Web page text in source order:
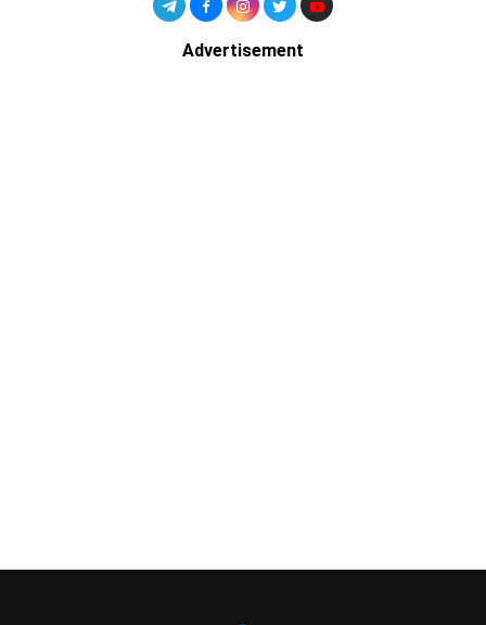
Advertisement